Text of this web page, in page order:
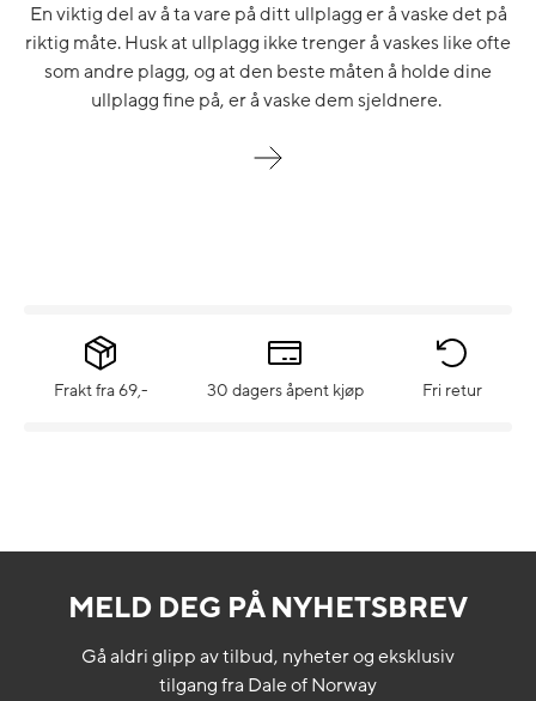
En viktig del av å ta vare på ditt ullplagg er å vaske det på
riktig måte. Husk at ullplagg ikke trenger å vaskes like ofte
som andre plagg, og at den beste måten å holde dine
ullplagg fine på, er å vaske dem sjeldnere.
Frakt fra 69,- 30 dagers åpent kjøp Fri retur
MELD DEG PÅ NYHETSBREV
Gå aldri glipp av tilbud, nyheter og eksklusiv
tilgang fra Dale of Norway